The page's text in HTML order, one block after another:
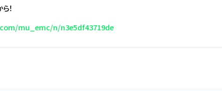
！
mu_emc/n/n3e5df43719de